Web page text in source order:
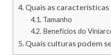
Quais as
Tamanho
Benefícios do
Quais culturas podem